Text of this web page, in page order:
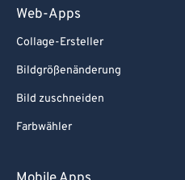
Web-Apps
Collage-Ersteller
Bildgrößenänderung
Bild zuschneiden
Farbwähler